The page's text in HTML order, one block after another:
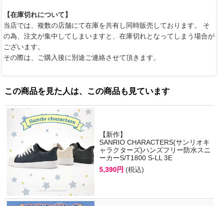
【在庫切れについて】
当店では、複数の店舗にて在庫を共有し同時販売しております。 そ
の為、注文が集中してしまいますと、在庫切れとなってしまう場合が
ございます。
その際は、ご購入後に別途ご連絡させて頂きます。
この商品を見た人は、この商品も見ています
【新作】
SANRIO CHARACTERS(サンリオキ
ャラクターズ)ハンズフリー防水スニ
ーカーS/T1800 S-LL 3E
5,390円 (税込)